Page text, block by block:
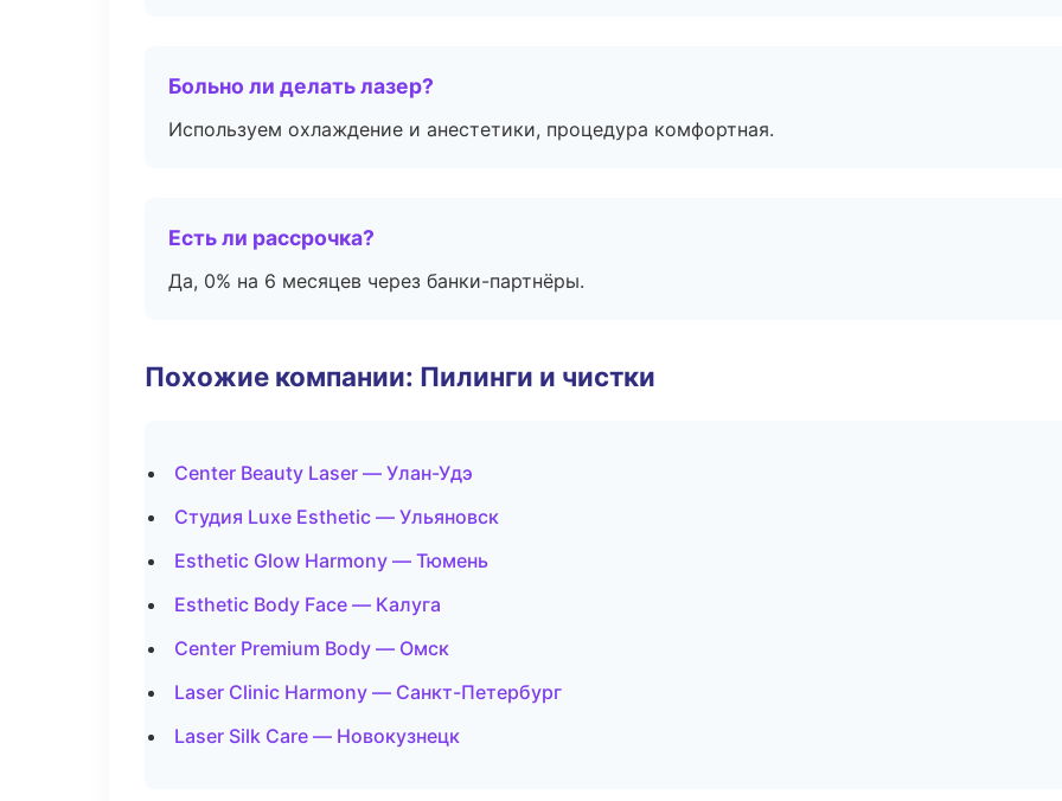
Больно ли делать лазер?
Используем охлаждение и анестетики, процедура комфортная.
Есть ли рассрочка?
Да, 0% на 6 месяцев через банки-партнёры.
Похожие компании: Пилинги и чистки
Center Beauty Laser — Улан-Удэ
Студия Luxe Esthetic — Ульяновск
Esthetic Glow Harmony — Тюмень
Esthetic Body Face — Калуга
Center Premium Body — Омск
Laser Clinic Harmony — Санкт-Петербург
Laser Silk Care — Новокузнецк